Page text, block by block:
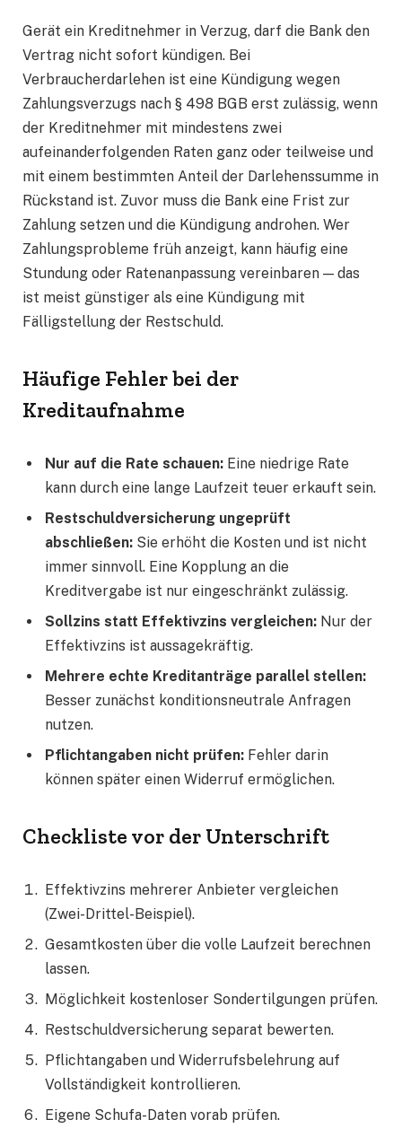
Gerät ein Kreditnehmer in Verzug, darf die Bank den
Vertrag nicht sofort kündigen. Bei
Verbraucherdarlehen ist eine Kündigung wegen
Zahlungsverzugs nach § 498 BGB erst zulässig, wenn
der Kreditnehmer mit mindestens zwei
aufeinanderfolgenden Raten ganz oder teilweise und
mit einem bestimmten Anteil der Darlehenssumme in
Rückstand ist. Zuvor muss die Bank eine Frist zur
Zahlung setzen und die Kündigung androhen. Wer
Zahlungsprobleme früh anzeigt, kann häufig eine
Stundung oder Ratenanpassung vereinbaren — das
ist meist günstiger als eine Kündigung mit
Fälligstellung der Restschuld.
Häufige Fehler bei der
Kreditaufnahme
Nur auf die Rate schauen: Eine niedrige Rate
kann durch eine lange Laufzeit teuer erkauft sein.
Restschuldversicherung ungeprüft
abschließen: Sie erhöht die Kosten und ist nicht
immer sinnvoll. Eine Kopplung an die
Kreditvergabe ist nur eingeschränkt zulässig.
Sollzins statt Effektivzins vergleichen: Nur der
Effektivzins ist aussagekräftig.
Mehrere echte Kreditanträge parallel stellen:
Besser zunächst konditionsneutrale Anfragen
nutzen.
Pflichtangaben nicht prüfen: Fehler darin
können später einen Widerruf ermöglichen.
Checkliste vor der Unterschrift
Effektivzins mehrerer Anbieter vergleichen
(Zwei-Drittel-Beispiel).
Gesamtkosten über die volle Laufzeit berechnen
lassen.
Möglichkeit kostenloser Sondertilgungen prüfen.
Restschuldversicherung separat bewerten.
Pflichtangaben und Widerrufsbelehrung auf
Vollständigkeit kontrollieren.
Eigene Schufa-Daten vorab prüfen.